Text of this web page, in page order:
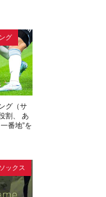
グ（サ
割、 あ
番地”を
グ
ックス